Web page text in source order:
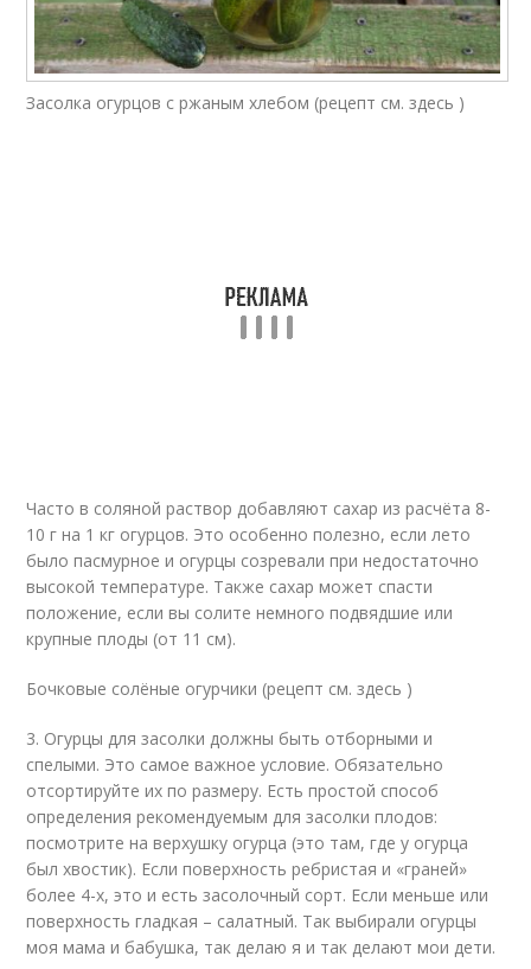
Засолка огурцов с ржаным хлебом (рецепт см. здесь )
Часто в соляной раствор добавляют сахар из расчёта 8-
10 г на 1 кг огурцов. Это особенно полезно, если лето
было пасмурное и огурцы созревали при недостаточно
высокой температуре. Также сахар может спасти
положение, если вы солите немного подвядшие или
крупные плоды (от 11 см).
Бочковые солёные огурчики (рецепт см. здесь )
3. Огурцы для засолки должны быть отборными и
спелыми. Это самое важное условие. Обязательно
отсортируйте их по размеру. Есть простой способ
определения рекомендуемым для засолки плодов:
посмотрите на верхушку огурца (это там, где у огурца
был хвостик). Если поверхность ребристая и «граней»
более 4-х, это и есть засолочный сорт. Если меньше или
поверхность гладкая – салатный. Так выбирали огурцы
моя мама и бабушка, так делаю я и так делают мои дети.